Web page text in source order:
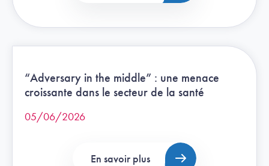
“Adversary in the middle” : une menace
croissante dans le secteur de la santé
05/06/2026
En savoir plus